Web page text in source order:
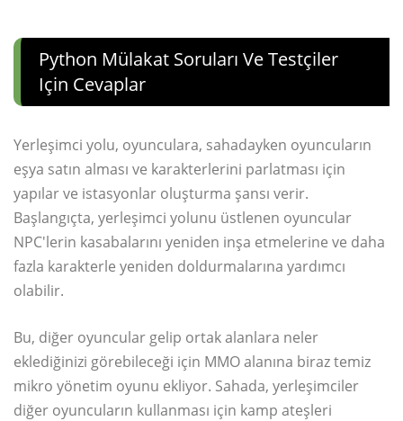
Python Mülakat Soruları Ve Testçiler
Için Cevaplar
Yerleşimci yolu, oyunculara, sahadayken oyuncuların
eşya satın alması ve karakterlerini parlatması için
yapılar ve istasyonlar oluşturma şansı verir.
Başlangıçta, yerleşimci yolunu üstlenen oyuncular
NPC'lerin kasabalarını yeniden inşa etmelerine ve daha
fazla karakterle yeniden doldurmalarına yardımcı
olabilir.
Bu, diğer oyuncular gelip ortak alanlara neler
eklediğinizi görebileceği için MMO alanına biraz temiz
mikro yönetim oyunu ekliyor. Sahada, yerleşimciler
diğer oyuncuların kullanması için kamp ateşleri